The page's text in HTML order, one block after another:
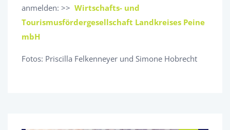
anmelden: >> Wirtschafts- und
Tourismusfördergesellschaft Landkreises Peine
mbH
Fotos: Priscilla Felkenneyer und Simone Hobrecht